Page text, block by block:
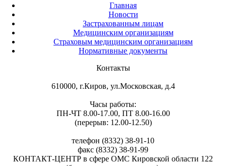
Главная
Новости
Застрахованным лицам
Медицинским организациям
Страховым медицинским организациям
Нормативные документы
Контакты
610000, г.Киров, ул.Московская, д.4
Часы работы:
ПН-ЧТ 8.00-17.00, ПТ 8.00-16.00
(перерыв: 12.00-12.50)
телефон (8332) 38-91-10
факс (8332) 38-91-99
КОНТАКТ-ЦЕНТР в сфере ОМС Кировской области 122